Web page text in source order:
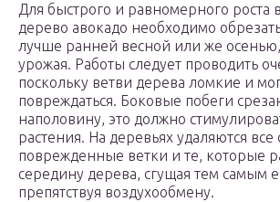
Для быстрого и равномерного роста
дерево авокадо необходимо
лучше ранней весной или же осенью,
урожая. Работы следует проводить
поскольку ветви дерева ломкие и
повреждаться. Боковые побеги
наполовину, это должно
растения. На деревьях удаляются все
поврежденные ветки и те, которые
середину дерева, сгущая тем самым
препятствуя воздухообмену.